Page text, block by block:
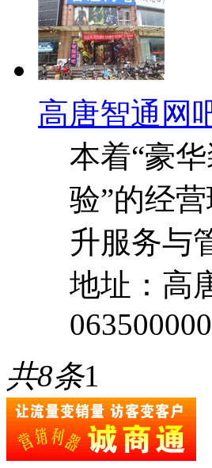
高唐智通网
本着“豪
验”的经
升服务与
地址：高
共8条1